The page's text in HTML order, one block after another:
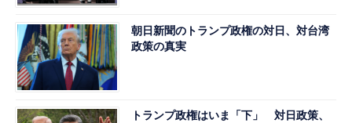
朝日新聞のトランプ政権の対日、対台湾
政策の真実
トランプ政権はいま「下」 対日政策、